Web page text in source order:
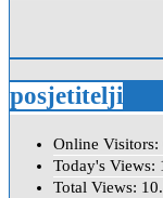
posjetitelji
Online Visitors:
Today's Views:
Total Views: